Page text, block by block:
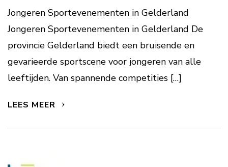
Jongeren Sportevenementen in Gelderland
Jongeren Sportevenementen in Gelderland De
provincie Gelderland biedt een bruisende en
gevarieerde sportscene voor jongeren van alle
leeftijden. Van spannende competities […]
LEES MEER